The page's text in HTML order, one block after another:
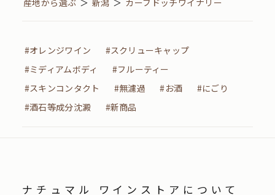
産地から選ぶ ＞ 新潟 ＞ カーブドッチワイナリー
#オレンジワイン
#スクリューキャップ
#ミディアムボディ
#フルーティー
#スキンコンタクト
#無濾過 #お酒
#にごり
#酒石等成分沈澱
#新商品
ナチュマル ワインストアについて